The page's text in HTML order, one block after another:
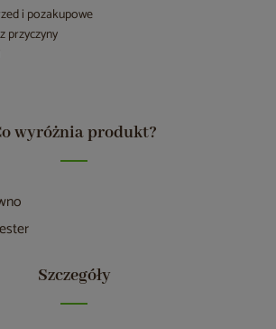
i pozakupowe
przyczyny
wyróżnia produkt?
Szczegóły